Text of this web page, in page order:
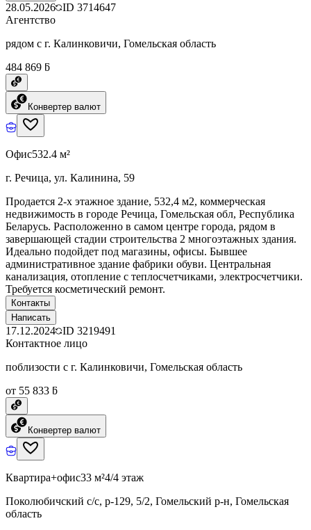
28.05.2026 ID 3714647
Агентство
рядом с г. Калинковичи, Гомельская область
484 869 ƃ
Конвертер валют
Офис532.4 м²
г. Речица, ул. Калинина, 59
Продается 2-х этажное здание, 532,4 м2, коммерческая
недвижимость в городе Речица, Гомельская обл, Республика
Беларусь. Расположенно в самом центре города, рядом в
завершающей стадии строительства 2 многоэтажных здания.
Идеально подойдет под магазины, офисы. Бывшее
административное здание фабрики обуви. Центральная
канализация, отопление с теплосчетчиками, электросчетчики.
Требуется косметический ремонт.
Контакты
Написать
17.12.2024 ID 3219491
Контактное лицо
поблизости с г. Калинковичи, Гомельская область
от 55 833 ƃ
Конвертер валют
Квартира+офис33 м²4/4 этаж
Поколюбичский с/с, р-129, 5/2, Гомельский р-н, Гомельская
область